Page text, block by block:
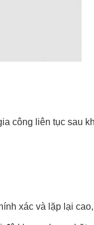
công liên tục sau
xác và lặp lại